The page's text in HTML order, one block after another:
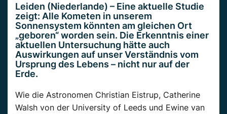
Leiden (Niederlande) – Eine aktuelle Studie
zeigt: Alle Kometen in unserem
Sonnensystem könnten am gleichen Ort
„geboren“ worden sein. Die Erkenntnis einer
aktuellen Untersuchung hätte auch
Auswirkungen auf unser Verständnis vom
Ursprung des Lebens – nicht nur auf der
Erde.
Wie die Astronomen Christian Eistrup, Catherine
Walsh von der University of Leeds und Ewine van